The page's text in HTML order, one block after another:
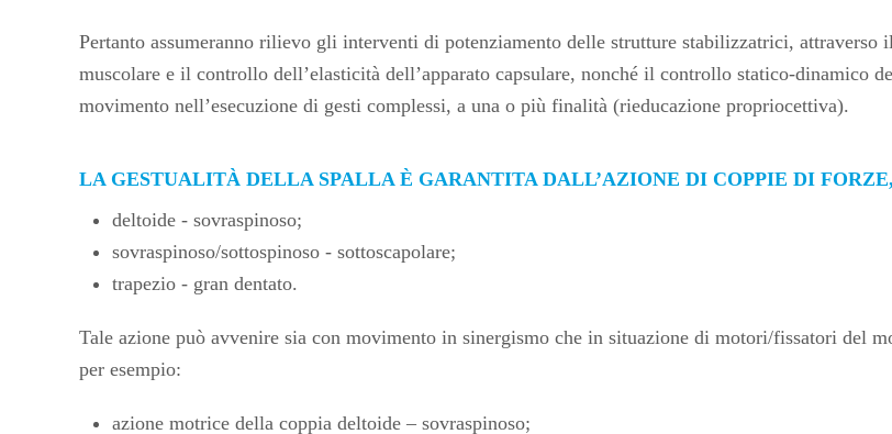
Pertanto assumeranno rilievo gli interventi di potenzia­mento delle strutture stabilizzatrici, attraverso
muscolare e il controllo dell’elasticità dell’apparato capsulare, nonché il controllo statico-dinamico
movimento nell’esecuzione di gesti complessi, a una o più finalità (rieducazione propriocettiva).
LA GESTUALITÀ DELLA SPALLA È GARANTITA DALL’AZIONE DI COPPIE DI
deltoide - sovraspinoso;
sovraspinoso/sottospinoso - sottoscapolare;
trapezio - gran dentato.
Tale azione può avvenire sia con movimento in sinergi­smo che in situazione di motori/fissatori del
per esempio:
azione motrice della coppia deltoide – sovraspinoso;